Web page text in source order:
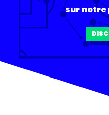
sur notre